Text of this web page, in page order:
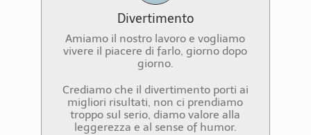
Divertimento
Amiamo il nostro lavoro e vogliamo
vivere il piacere di farlo, giorno dopo
giorno.
Crediamo che il divertimento porti ai
migliori risultati, non ci prendiamo
troppo sul serio, diamo valore alla
leggerezza e al sense of humor.
Ci piace poter essere irriverenti e
quando utile rompere le regole: i
migliori insight e le innovazioni si
manifestano quando si ha la capacità
e il coraggio di sfidarsi e di pensare
Ci impegniamo a mantenere un
equilibrio tra lavoro e vita privata e a
promuovere questo equilibrio verso i